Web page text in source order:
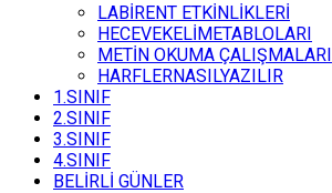
LABİRENT ETKİNLİKLERİ
HECEVEKELİMETABLOLARI
METİN OKUMA ÇALIŞMALARI
HARFLERNASILYAZILIR
1.SINIF
2.SINIF
3.SINIF
4.SINIF
BELİRLİ GÜNLER